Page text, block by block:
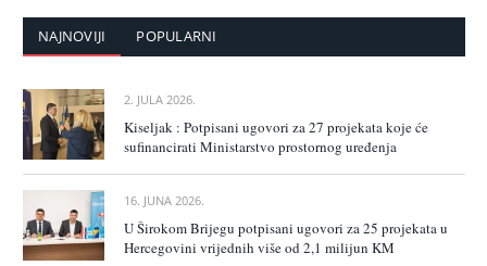
NAJNOVIJI POPULARNI
2. JULA 2026.
Kiseljak : Potpisani ugovori za 27 projekata koje će
sufinancirati Ministarstvo prostornog uređenja
16. JUNA 2026.
U Širokom Brijegu potpisani ugovori za 25 projekata u
Hercegovini vrijednih više od 2,1 milijun KM